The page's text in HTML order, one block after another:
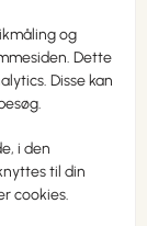
og
Dette
Disse kan
i den
til din
cookies.